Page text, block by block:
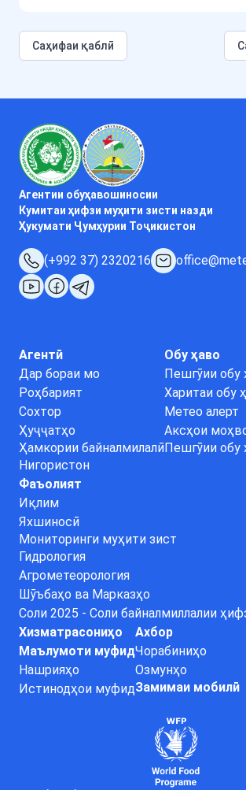
Cаҳифаи қаблӣ
Агентии обуҳавошиносии
Кумитаи ҳифзи муҳити зисти назди
Ҳукумати Ҷумҳурии Тоҷикистон
(+992 37) 2320216
Агентӣ
Дар бораи мо
Роҳбарият
Сохтор
Ҳуҷҷатҳо
Ҳамкории байналмилалӣ
Нигористон
Обу ҳаво
Пешгӯии обу
Харитаи обу
Метео алерт
Аксҳои
Пешгӯии обу
Фаъолият
Иқлим
Яхшиносӣ
Мониторинги муҳити зист
Гидрология
Агрометеорология
Шӯъбаҳо ва Марказҳо
Соли 2025 - Соли байналмиллалии
Хизматрасониҳо
Маълумоти муфид
Нашрияҳо
Истинодҳои муфид
Ахбор
Чорабиниҳо
Озмунҳо
Замимаи мобилӣ